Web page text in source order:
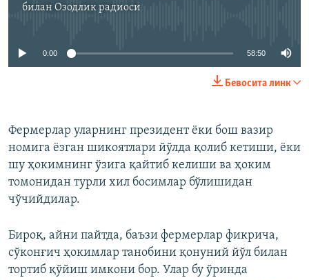
билан Озодлик радиоси
Айни дамда медиа-манба мавжуд эмас
0:00 58:50
Бевосита линк
Фермерлар уларнинг президент ёки бош вазир
номига ёзган шикоятлари йўлда қолиб кетиши, ёки
шу ҳокимнинг ўзига қайтиб келиши ва ҳоким
томонидан турли хил босимлар бўлишидан
чўчийдилар.
Бироқ, айни пайтда, баъзи фермерлар фикрича,
сўконғич ҳокимлар танобини қонуний йўл билан
тортиб қўйиш имкони бор. Улар бу ўринда